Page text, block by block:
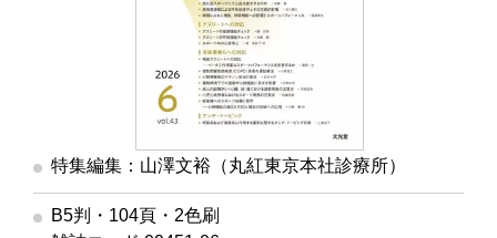
特集編集：山澤文裕（丸紅東京本社診療所）
B5判・104頁・2色刷